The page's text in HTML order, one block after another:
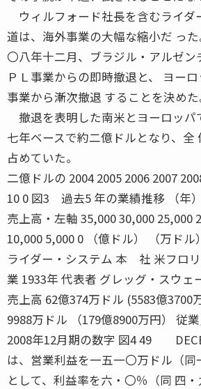
ウィルフォード社長を含むライダ
道は、海外事業の大幅な縮小だ った
〇八年十二月、ブラジル・アルゼン
ＰＬ事業からの即時撤退と、 ヨー
事業から漸次撤退 することを決めた
撤退を表明した南米とヨーロッパ
七年ベースで約二億ドルとなり、全
占めていた。
二億ドルの 2004 2005 2006 2007
10 0 図3 過去5 年の業績推移 （年
売上高・左軸 35,000 30,000 25,000
10,000 5,000 0 （億ドル） （万ド
ライダー・システム 本 社 米フロ
業 1933年 代表者 グレッグ・スウェ
売上高 62億374万ドル (5583億3700
9988万ドル （179億8900万円） 従業
2008年12月期の数字 図4 49
は、営業利益を一五一〇万ドル（同
として、利益率を六・〇％（同 四